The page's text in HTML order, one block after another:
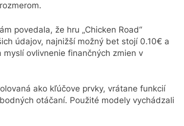
povedala, že hru „Chicken Road“
údajov, najnižší možný bet stojí 0.10€ a
ovlivnenie finančných zmien v
ako kľúčove prvky, vrátane funkcií
otáčaní. Použité modely vychádzali